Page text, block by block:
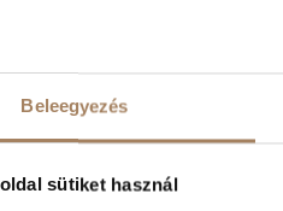
Beleegyezés
sütiket használ
Eladó